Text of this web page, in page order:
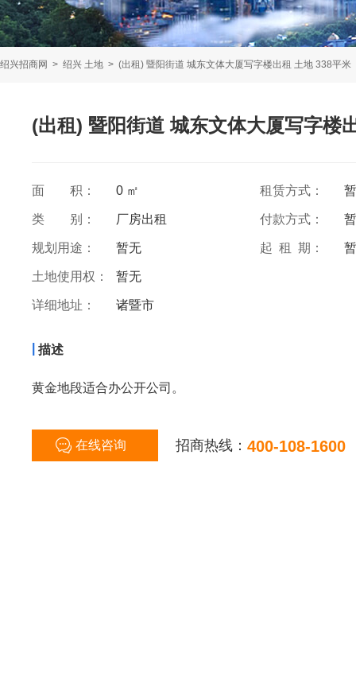
绍兴招商网 > 绍兴 土地 > (出租) 暨阳街道 城东文体大厦写字楼出租 土地 338平米
(出租) 暨阳街道 城东文体大厦写字楼
面 积： 0 ㎡ 租赁方式：
类 别： 厂房出租 付款方式：
规划用途： 暂无 起 租 期：
土地使用权： 暂无
详细地址： 诸暨市
描述
黄金地段适合办公开公司。
在线咨询 招商热线： 400-108-1600